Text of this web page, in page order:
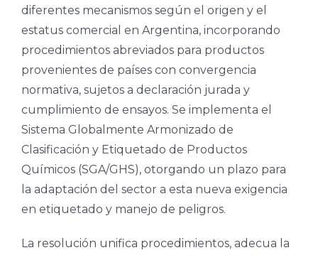
diferentes mecanismos según el origen y el
estatus comercial en Argentina, incorporando
procedimientos abreviados para productos
provenientes de países con convergencia
normativa, sujetos a declaración jurada y
cumplimiento de ensayos. Se implementa el
Sistema Globalmente Armonizado de
Clasificación y Etiquetado de Productos
Químicos (SGA/GHS), otorgando un plazo para
la adaptación del sector a esta nueva exigencia
en etiquetado y manejo de peligros.
La resolución unifica procedimientos, adecua la